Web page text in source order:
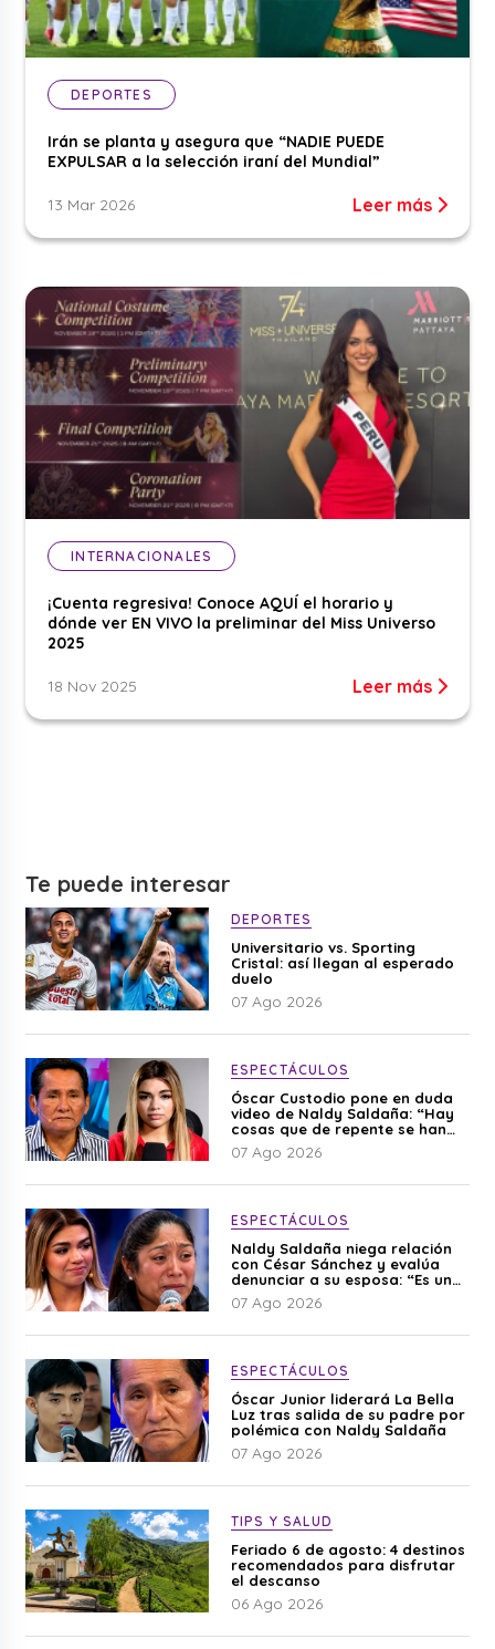
DEPORTES
Irán se planta y asegura que “NADIE PUEDE
EXPULSAR a la selección iraní del Mundial”
13 Mar 2026 Leer más
INTERNACIONALES
¡Cuenta regresiva! Conoce AQUÍ el horario y
dónde ver EN VIVO la preliminar del Miss Universo
2025
18 Nov 2025 Leer más
Te puede interesar
DEPORTES
Universitario vs. Sporting
Cristal: así llegan al esperado
duelo
07 Ago 2026
ESPECTÁCULOS
Óscar Custodio pone en duda
video de Naldy Saldaña: “Hay
cosas que de repente se han
editado”
07 Ago 2026
ESPECTÁCULOS
Naldy Saldaña niega relación
con César Sánchez y evalúa
denunciar a su esposa: “Es una
difamación”
07 Ago 2026
ESPECTÁCULOS
Óscar Junior liderará La Bella
Luz tras salida de su padre por
polémica con Naldy Saldaña
07 Ago 2026
TIPS Y SALUD
Feriado 6 de agosto: 4 destinos
recomendados para disfrutar
el descanso
06 Ago 2026